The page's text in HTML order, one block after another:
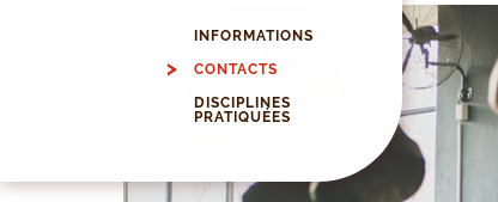
INFORMATIONS
CONTACTS
DISCIPLINES
PRATIQUÉES